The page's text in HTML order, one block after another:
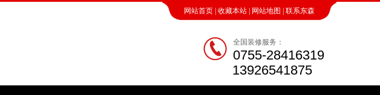
网站首页 收藏本站 网站地图 联系东森
全国装修服务：
0755-28416319
13926541875